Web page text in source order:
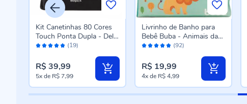
Avaliação: (19)
Kit Canetinhas 80 Cores
Touch Ponta Dupla - Della
Import
R$ 39,99
5xde R$ 7,99
Avaliação: (92)
Livrinho de Banho para
Bebê Buba - Animais da
Floresta
R$ 19,99
4xde R$ 4,99